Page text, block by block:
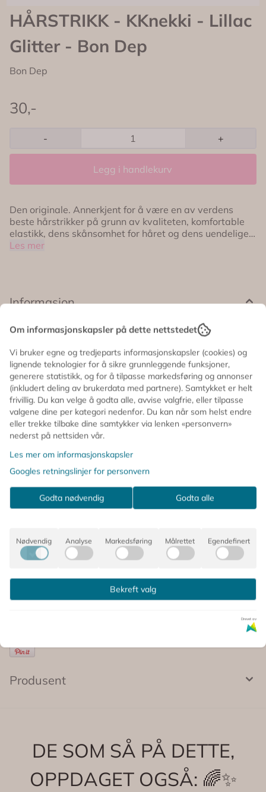
HÅRSTRIKK - KKnekki - Lillac
Glitter - Bon Dep
Bon Dep
30,-
- +
Legg i handlekurv
Den originale. Annerkjent for å være en av verdens
beste hårstrikker på grunn av kvaliteten, komfortable
elastikk, dens skånsomhet for håret og dens uendelige
farver og kombinasjoner. Kknekki hårstrikken er rett og
på som en annerkjennelse av hvilket fantastisk produkt
nesten uendelig muligheter av farver og
farvekombinasjonen. Den gjør også at den hverken
falmer eller blir slapp, selv om den brukes i saltvann.
Les mer
Informasjon
Den originale. Annerkjent for å være en av verdens
elastikk, dens skånsomhet for håret og dens uendelige
farver og kombinasjoner.
Kknekki hårstrikken er rett og slett et unikt produkt;
flettet av mere enn 60 tråder med en unik teknikk gjør
de ektremt holdbare samtidig som de er veldig
skånsomme mot håret. Det uendelig antallet av kopier,
selv om ingen har lykkes, ser vi bare på som en
Den unike spinne og flette-teknikken gir oss nesten
Den gjør også at den hverken falmer eller blir slapp,
selv om den brukes i saltvann.
Kommentarer
Produsent
DE SOM SÅ PÅ DETTE,
OPPDAGET OGSÅ: 🌈✨
Om informasjonskapsler på dette nettstedet
Vi bruker egne og tredjeparts informasjonskapsler (cookies) og
lignende teknologier for å sikre grunnleggende funksjoner,
generere statistikk, og for å tilpasse markedsføring og annonser
(inkludert deling av brukerdata med partnere). Samtykket er helt
frivillig. Du kan velge å godta alle, avvise valgfrie, eller tilpasse
valgene dine per kategori nedenfor. Du kan når som helst endre
eller trekke tilbake dine samtykker via lenken «personvern»
nederst på nettsiden vår.
Les mer om informasjonskapsler
Googles retningslinjer for personvern
Godta nødvendig Godta alle
Nødvendig Analyse Markedsføring Målrettet Egendefinert
Bekreft valg
Drevet av